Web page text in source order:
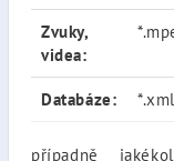
Zvuky,
videa:
Databáze:
případně